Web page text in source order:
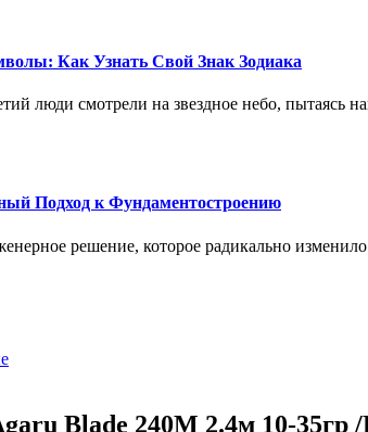
Как Узнать Свой Знак Зодиака
люди смотрели на звездное небо, пытаясь
Подход к Фундаментостроению
решение, которое радикально
Blade 240M 2.4м 10-35гр /